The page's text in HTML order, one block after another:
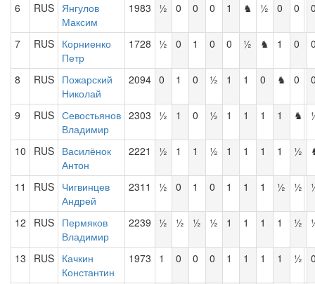
6 RUS Янгулов
Максим
1983 ½ 0 0 0 1 ♞ ½ 0 0
7 RUS Корниенко
Петр
1728 ½ 0 1 0 0 ½ ♞ 1 0
8 RUS Пожарский
Николай
2094 0 1 0 ½ 1 1 0 ♞ 0
9 RUS Севостьянов
Владимир
2303 ½ 1 0 ½ 1 1 1 1 ♞
10 RUS Василёнок
Антон
2221 ½ 1 1 ½ 1 1 1 1 ½
11 RUS Чигвинцев
Андрей
2311 ½ 0 1 0 1 1 1 ½ ½
12 RUS Пермяков
Владимир
2239 ½ ½ ½ ½ 1 1 1 1 ½
13 RUS Качкин
Константин
1973 1 0 0 0 1 1 1 1 ½